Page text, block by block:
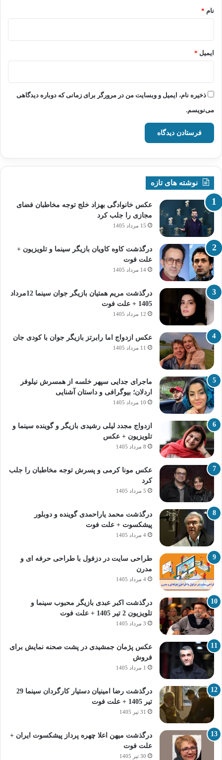
نام *
ایمیل *
ذخیره نام، ایمیل و وبسایت من در مرورگر برای زمانی که دوباره دیدگاهی
می‌نویسم.
نوشته های تازه
عکس خانوادگی بهزاد خلج توجه مخاطبان فضای
مجازی را جلب کرد
15 مرداد 1405
درگذشت کاوه کاویان بازیگر سینما و تلویزیون +
علت فوت
14 مرداد 1405
درگذشت مریم همتیان بازیگر جوان سینما 12مرداد
1405 + علت فوت
12 مرداد 1405
عکس ازدواج اما رابرتز بازیگر جوان با کودی جان
11 مرداد 1405
ماجرای جدایی سپهر خلسه از همسرش نیلوفر
اردلان؛ بیوگرافی و داستان آشنایی
10 مرداد 1405
ازدواج مجدد لیلی رشیدی بازیگر و گوینده سینما و
تلویزیون + عکس
8 مرداد 1405
عکس مونا کرمی و پسرش توجه مخاطبان را جلب
کرد
5 مرداد 1405
درگذشت محمد یاراحمدی گوینده و دوبلور
پیشکسوت + علت فوت
4 مرداد 1405
طراحی سایت در دزفول با طراحی حرفه‌ ای و
مدرن
4 مرداد 1405
درگذشت اکبر عبدی بازیگر محبوب سینما و
تلویزیون 2 تیر 1405 + علت فوت
3 مرداد 1405
عکس پژمان جمشیدی در پشت صحنه نمایش برای
فروش
1 مرداد 1405
درگذشت رضا امینیان دستیار کارگردان سینما 29
تیر 1405 + علت فوت
31 تیر 1405
درگذشت میهن اعلا چهره پرداز پیشکسوت ایران +
علت فوت
30 تیر 1405